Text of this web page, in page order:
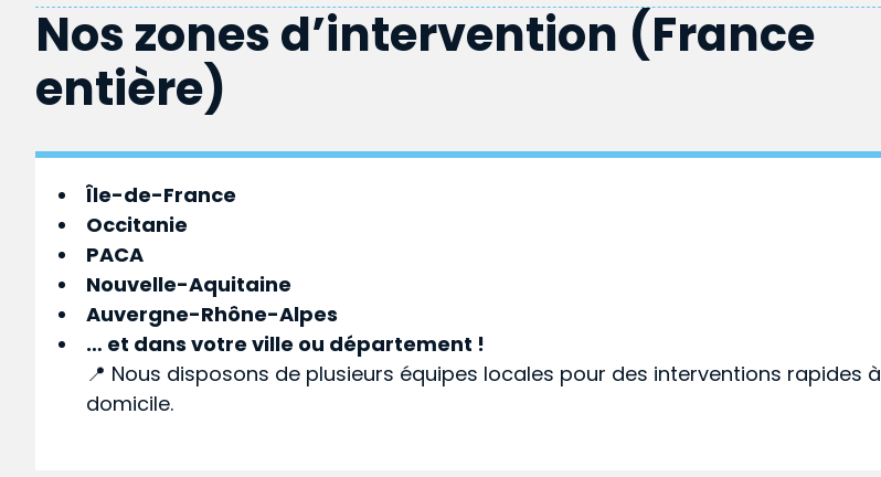
Nos zones d’intervention (France
entière)
Île-de-France
Occitanie
PACA
Nouvelle-Aquitaine
Auvergne-Rhône-Alpes
… et dans votreville ou département !
📍 Nous disposons de plusieurs équipes locales pour des interventions rapides à
domicile.